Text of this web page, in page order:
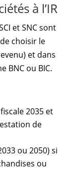
à l’IR
et SNC sont
choisir le
et dans
BNC ou BIC.
2035 et
de
ou 2050) si
ou